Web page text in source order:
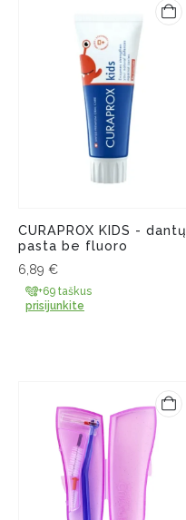
CURAPROX KIDS - dantų
pasta be fluoro
6,89 €
+69 taškus
prisijunkite